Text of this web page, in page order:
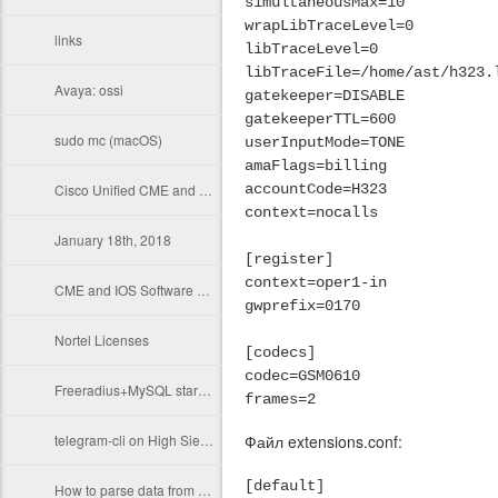
links
Avaya: ossi
sudo mc (macOS)
January 18th, 2018
Nortel Licenses
wrapLibTraceLevel=0
libTraceLevel=0
libTraceFile=/home/ast/
gatekeeper=DISABLE
gatekeeperTTL=600
userInputMode=TONE
amaFlags=billing
accountCode=H323
context=nocalls
[register]
context=oper1-in
gwprefix=0170
[codecs]
codec=GSM0610
frames=2
Файл extensions.conf:
[default]